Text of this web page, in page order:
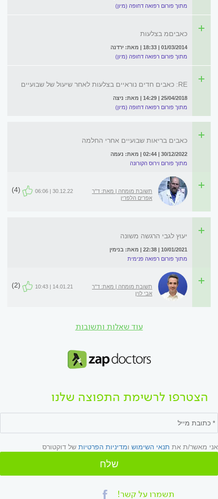
מתוך פורום רפואה דחופה (מיון)
כאביםמ בצלעות
01/03/2014 | 18:33 | מאת: ירדנה
מתוך פורום רפואה דחופה (מיון)
RE: כאבים חדים נוראיים בצלעות לאחר שיעול של שבועיים
25/04/2018 | 14:29 | מאת: ניצה
מתוך פורום רפואה דחופה (מיון)
כאבים בריאות שבועיים אחרי החלמה
30/12/2022 | 02:44 | מאת: נעמה
מתוך פורום וירוס הקורונה
תשובת מומחה | מאת: ד"ר
אפרים הלפרין
30.12.22 | 06:06
(4)
יעוץ לגבי הרגשה משונה
10/01/2021 | 22:38 | מאת: בנימין
מתוך פורום רפואה פנימית
תשובת מומחה | מאת: ד"ר
אבי לוין
14.01.21 | 10:43
(2)
עוד שאלות ותשובות
הצטרפו לרשימת התפוצה שלנו
אני מאשר/ת את תנאי השימוש ומדיניות הפרטיות של דוקטורס
שלח
תשמרו על קשר!